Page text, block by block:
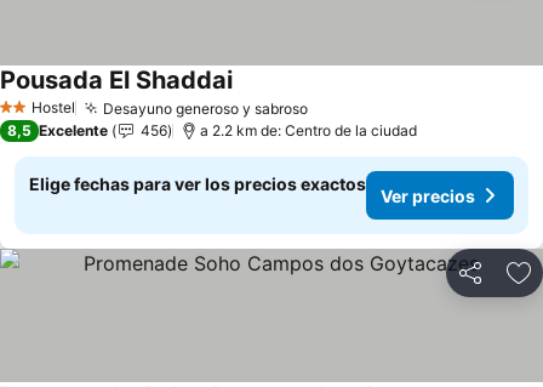
2 Estrellas
Hostel Desayuno generoso y sabrosoVer precios
Pousada El ShaddaiVer precios
8,5 Excelente 456 a 2.2 km de: Centro de la ciudad
Elige fechas para ver los precios exactos
Ver precios
Compartir